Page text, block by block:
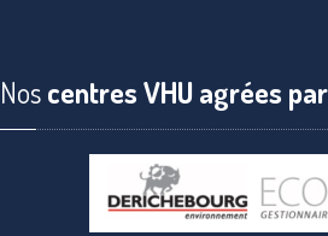
Noscentres VHU agrées